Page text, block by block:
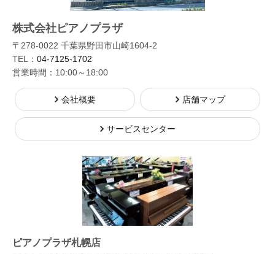
株式会社ピアノプラザ
〒278-0022 千葉県野田市山崎1604-2
TEL： 04-7125-1702
営業時間：10:00～18:00
会社概要 店舗マップ
サービスセンター
ピアノプラザ札幌店